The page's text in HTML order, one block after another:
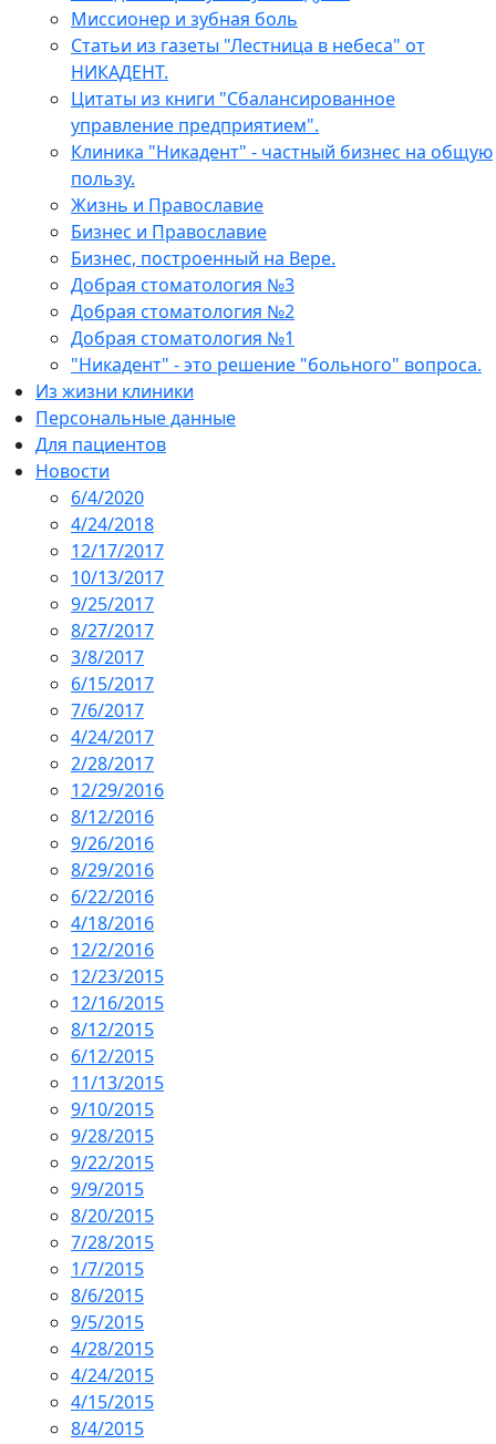
Миссионер и зубная боль
Статьи из газеты "Лестница в небеса" от
НИКАДЕНТ.
Цитаты из книги "Сбалансированное
управление предприятием".
Клиника "Никадент" - частный бизнес на общую
пользу.
Жизнь и Православие
Бизнес и Православие
Бизнес, построенный на Вере.
Добрая стоматология №3
Добрая стоматология №2
Добрая стоматология №1
"Никадент" - это решение "больного" вопроса.
Из жизни клиники
Персональные данные
Для пациентов
Новости
6/4/2020
4/24/2018
12/17/2017
10/13/2017
9/25/2017
8/27/2017
3/8/2017
6/15/2017
7/6/2017
4/24/2017
2/28/2017
12/29/2016
8/12/2016
9/26/2016
8/29/2016
6/22/2016
4/18/2016
12/2/2016
12/23/2015
12/16/2015
8/12/2015
6/12/2015
11/13/2015
9/10/2015
9/28/2015
9/22/2015
9/9/2015
8/20/2015
7/28/2015
1/7/2015
8/6/2015
9/5/2015
4/28/2015
4/24/2015
4/15/2015
8/4/2015